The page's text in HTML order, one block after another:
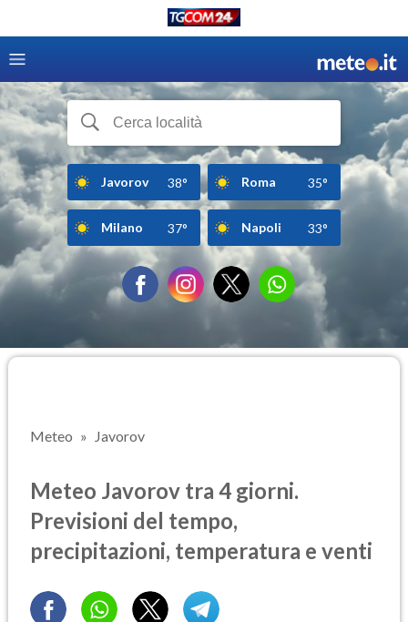
Javorov 38° Roma 35°
Milano 37° Napoli 33°
Meteo Javorov
Meteo Javorov tra 4 giorni.
Previsioni del tempo,
precipitazioni, temperatura e venti